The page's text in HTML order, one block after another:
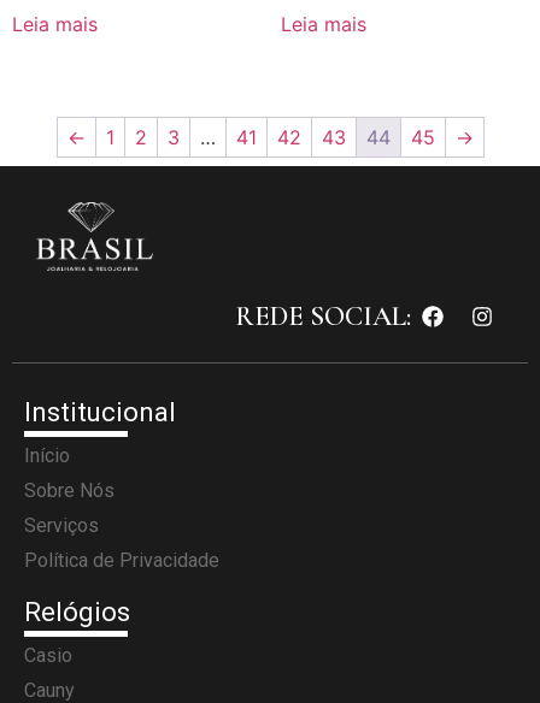
Leia mais Leia mais
← 1 2 3 … 41 42 43 44 45 →
REDE SOCIAL:
Institucional
Início
Sobre Nós
Serviços
Política de Privacidade
Relógios
Casio
Cauny